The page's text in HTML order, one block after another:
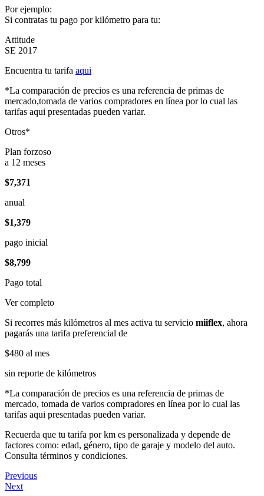
Por ejemplo:
Si contratas tu pago por kilómetro para tu:
Attitude
SE 2017
Encuentra tu tarifa aqui
*La comparación de precios es una referencia de primas de
mercado,tomada de varios compradores en línea por lo cual las
tarifas aqui presentadas pueden variar.
Otros*
Plan forzoso
a 12 meses
$7,371
anual
$1,379
pago inicial
$8,799
Pago total
Ver completo
Si recorres más kilómetros al mes activa tu servicio miiflex, ahora
pagarás una tarifa preferencial de
$480 al mes
sin reporte de kilómetros
*La comparación de precios es una referencia de primas de
mercado, tomada de varios compradores en línea por lo cual las
tarifas aqui presentadas pueden variar.
Recuerda que tu tarifa por km es personalizada y depende de
factores como: edad, género, tipo de garaje y modelo del auto.
Consulta términos y condiciones.
Previous
Next